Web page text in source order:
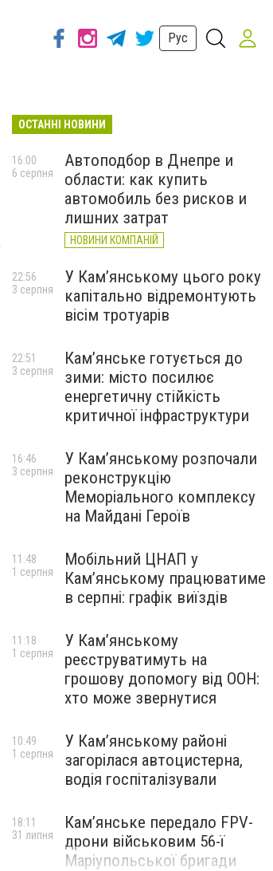
Рус
ОСТАННІ НОВИНИ
Автоподбор в Днепре и
области: как купить
автомобиль без рисков и
лишних затрат
НОВИНИ КОМПАНІЙ
16:00
6 серпня
У Кам’янському цього року
капітально відремонтують
вісім тротуарів
22:56
3 серпня
Кам’янське готується до
зими: місто посилює
енергетичну стійкість
критичної інфраструктури
22:51
3 серпня
У Кам’янському розпочали
реконструкцію
Меморіального комплексу
на Майдані Героїв
16:46
3 серпня
Мобільний ЦНАП у
Кам’янському працюватиме
в серпні: графік виїздів
11:48
1 серпня
У Кам’янському
реєструватимуть на
грошову допомогу від ООН:
хто може звернутися
11:18
1 серпня
У Кам’янському районі
загорілася автоцистерна,
водія госпіталізували
10:49
1 серпня
Кам’янське передало FPV-
дрони військовим 56-ї
Маріупольської бригади
18:11
31 липня